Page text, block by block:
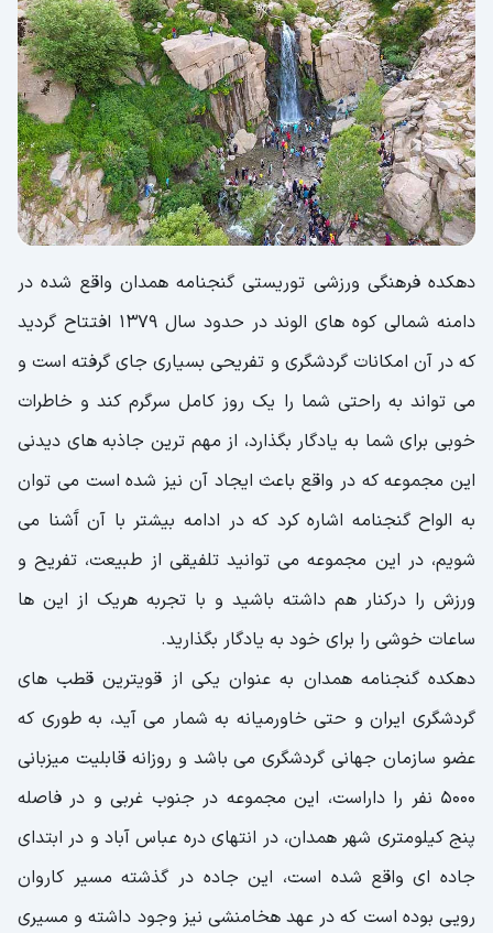
امکانات ورزشی گنجنامه همدان
دیواره سنگنوردی
تیرول گنج نامه همدان
بانجی جامپینگ گنجنامه همدان
تعادل هوایی یا رنجر
دیگر امکانات گنجنامه همدان
دهکده فرهنگی ورزشی توریستی گنجنامه همدان واقع شده در
دامنه شمالی کوه های الوند در حدود سال 1379 افتتاح گردید
که در آن امکانات گردشگری و تفریحی بسیاری جای گرفته است و
می تواند به راحتی شما را یک روز کامل سرگرم کند و خاطرات
خوبی برای شما به یادگار بگذارد، از مهم ترین جاذبه های دیدنی
این مجموعه که در واقع باعث ایجاد آن نیز شده است می توان
به الواح گنجنامه اشاره کرد که در ادامه بیشتر با آن آَشنا می
شویم، در این مجموعه می توانید تلفیقی از طبیعت، تفریح و
ورزش را درکنار هم داشته باشید و با تجربه هریک از این ها
ساعات خوشی را برای خود به یادگار بگذارید.
دهکده گنجنامه همدان به عنوان یکی از قویترین قطب های
گردشگری ایران و حتی خاورمیانه به شمار می آید، به طوری که
عضو سازمان جهانی گردشگری می باشد و روزانه قابلیت میزبانی
5000 نفر را داراست، این مجموعه در جنوب غربی و در فاصله
پنج کیلومتری شهر همدان، در انتهای دره عباس آباد و در ابتدای
جاده ای واقع شده است، این جاده در گذشته مسیر کاروان
رویی بوده است که در عهد هخامنشی نیز وجود داشته و مسیری